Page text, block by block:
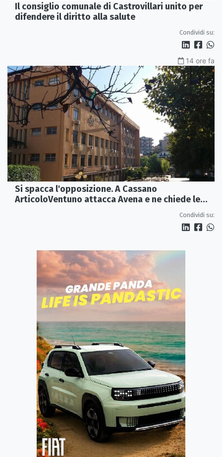
Il consiglio comunale di Castrovillari unito per
difendere il diritto alla salute
Condividi su:
14 ore fa
Si spacca l'opposizione. A Cassano
ArticoloVentuno attacca Avena e ne chiede le
Condividi su: